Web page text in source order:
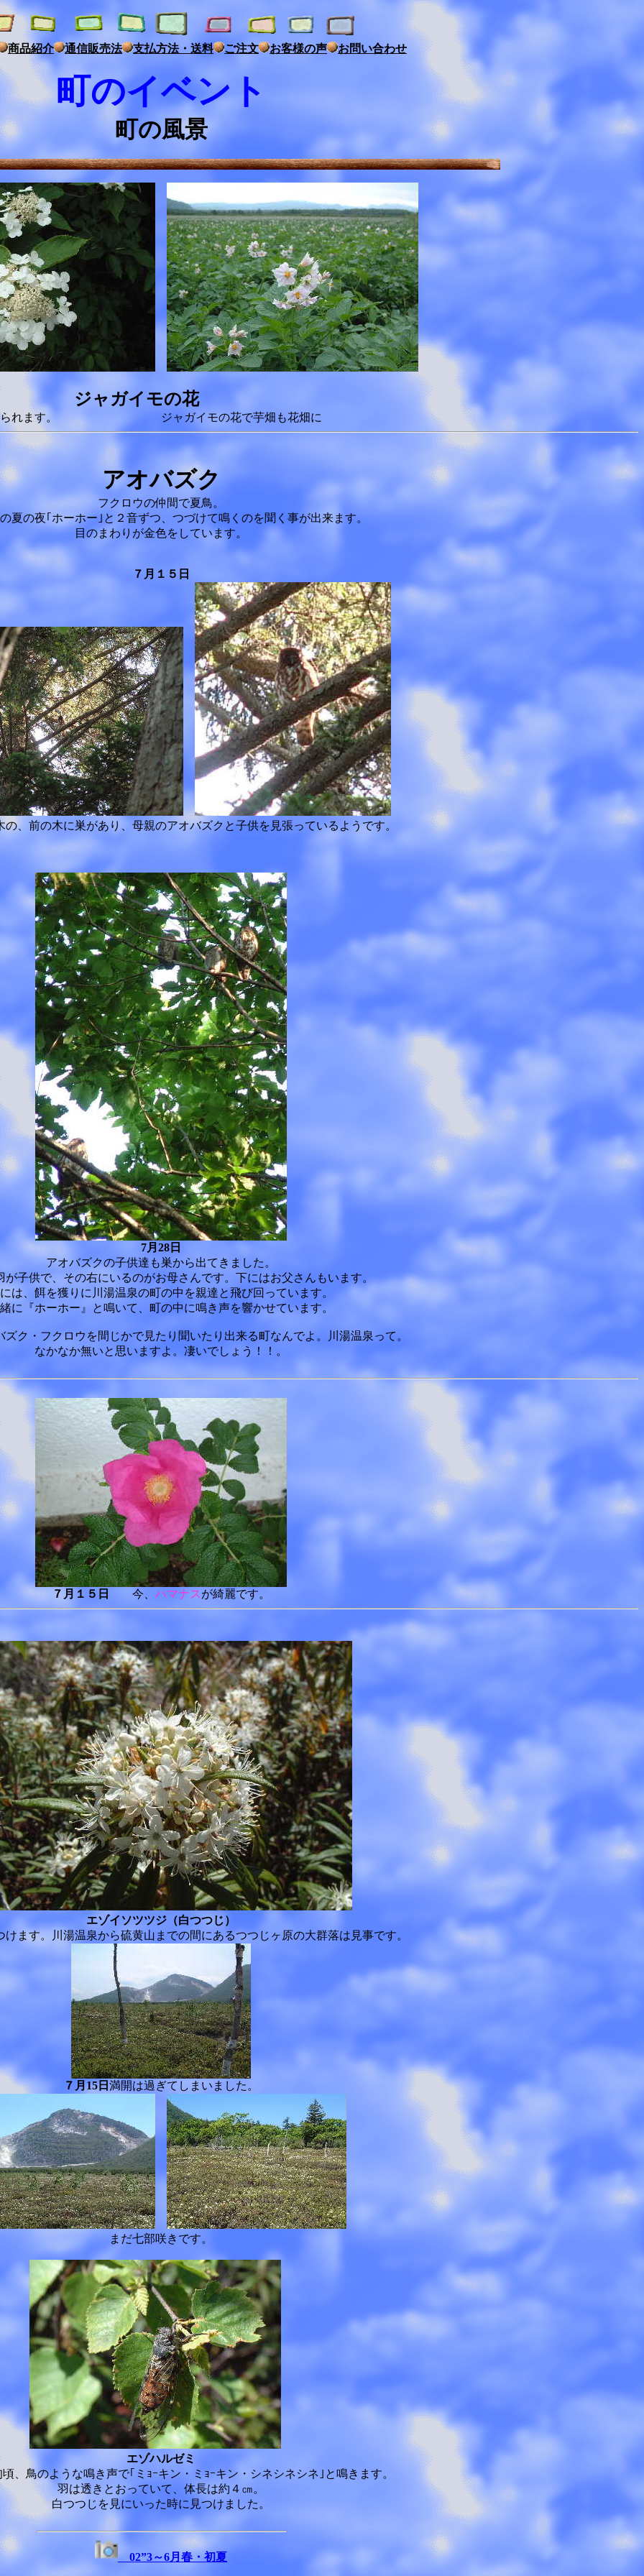
商品紹介 通信販売法 支払方法・送料 ご注文 お客様の声 お問い合わせ
町のイベント
町の風景
ガイモの花
年は多く見られます。 ジャガイモの花で芋畑も花畑に
アオバズク
フクロウの仲間で夏鳥。
夏の夜｢ホーホー｣と２音ずつ、つづけて鳴くのを聞く事が出来ます。
目のまわりが金色をしています。
７月１５日
の、前の木に巣があり、母親のアオバズクと子供を見張っているようです。
7月28日
アオバズクの子供達も巣から出てきました。
が子供で、その右にいるのがお母さんです。下にはお父さんもいます。
は、餌を獲りに川湯温泉の町の中を親達と飛び回っています。
に『ホーホー』と鳴いて、町の中に鳴き声を響かせています。
ズク・フクロウを間じかで見たり聞いたり出来る町なんでよ。川湯温泉って。
なかなか無いと思いますよ。凄いでしょう！！。
７月１５日 今、 ハマナス が綺麗です。
エゾイソツツジ（白つつじ）
けます。川湯温泉から硫黄山までの間にあるつつじヶ原の大群落は見事です。
７月15日 満開は過ぎてしまいました。
まだ七部咲きです。
エゾハルゼミ
、鳥のような鳴き声で｢ミｮｰキン・ミｮｰキン・シネシネシネ｣と鳴きます。
羽は透きとおっていて、体長は約４㎝。
白つつじを見にいった時に見つけました。
02”3～6月春・初夏